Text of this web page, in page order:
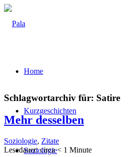
Home
Kurz­ge­schich­ten
Sozio­lo­gie
Schlagwortarchiv für: Satire
Mehr des­sel­ben
Soziologie, Zitate
Lese­dau­er: cir­ca < 1 Minu­te